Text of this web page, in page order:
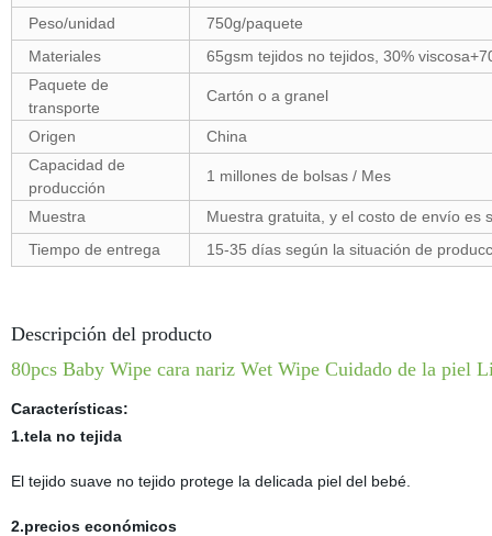
Peso/unidad
750g/paquete
Materiales
65gsm tejidos no tejidos, 30%
Paquete de
transporte
Cartón o a granel
Origen
China
Capacidad de
producción
1 millones de bolsas / Mes
Muestra
Muestra gratuita, y el costo de envío es
Tiempo de entrega
15-35 días según la situación de
Descripción del producto
80pcs Baby Wipe cara nariz Wet Wipe Cuidado de la piel
Características:
1.tela no tejida
El tejido suave no tejido protege la delicada piel del bebé.
2.precios económicos